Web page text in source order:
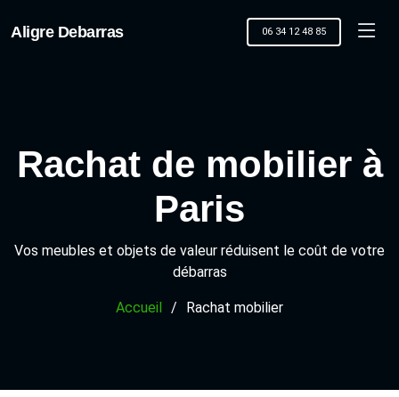
Aligre Debarras 06 34 12 48 85
Rachat de mobilier à
Paris
Vos meubles et objets de valeur réduisent le coût de votre
débarras
Accueil Rachat mobilier